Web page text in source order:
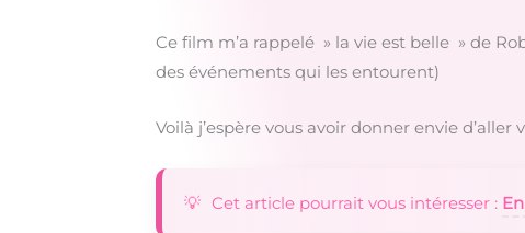
Ce film m’a rappelé » la vie est belle » de
des événements qui les entourent)
Voilà j’espère vous avoir donner envie d’aller
Cet article pourrait vous intéresser :